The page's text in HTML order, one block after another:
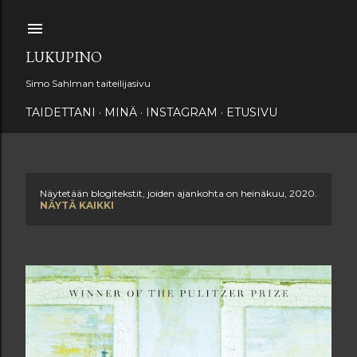
LUKUPINO
Simo Sahlman taiteilijasivu
TAIDETTANI MINÄ INSTAGRAM ETUSIVU
T
k
s
t
Näytetään blogitekstit, joiden ajankohta on heinäkuu, 2020.
NÄYTÄ KAIKKI